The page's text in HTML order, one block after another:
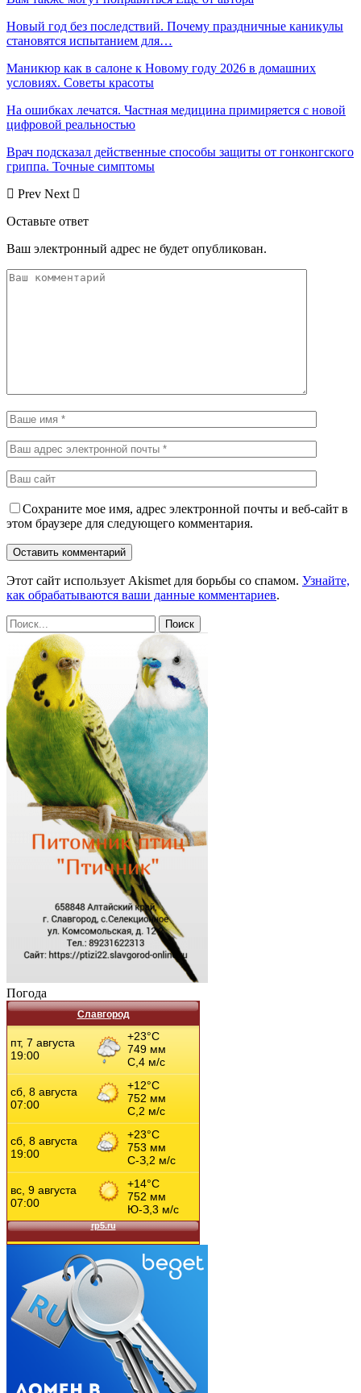
Новый год без последствий. Почему праздничные каникулы
становятся испытанием для…
Маникюр как в салоне к Новому году 2026 в домашних
условиях. Советы красоты
На ошибках лечатся. Частная медицина примиряется с новой
цифровой реальностью
Врач подсказал действенные способы защиты от гонконгского
гриппа. Точные симптомы
Prev Next
Оставьте ответ
Ваш электронный адрес не будет опубликован.
Сохраните мое имя, адрес электронной почты и веб-сайт в
этом браузере для следующего комментария.
Этот сайт использует Akismet для борьбы со спамом. Узнайте,
как обрабатываются ваши данные комментариев.
Погода
Славгород